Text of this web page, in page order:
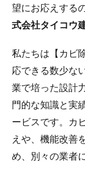
望にお応えする
式会社タイコウ
私たちは【カビ
応できる数少な
業で培った設計
門的な知識と実
ービスです。カ
えや、機能改善
め、別々の業者